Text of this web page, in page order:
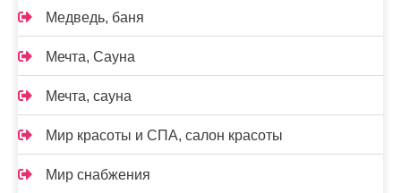
Медведь, баня
Мечта, Сауна
Мечта, сауна
Мир красоты и СПА, салон красоты
Мир снабжения